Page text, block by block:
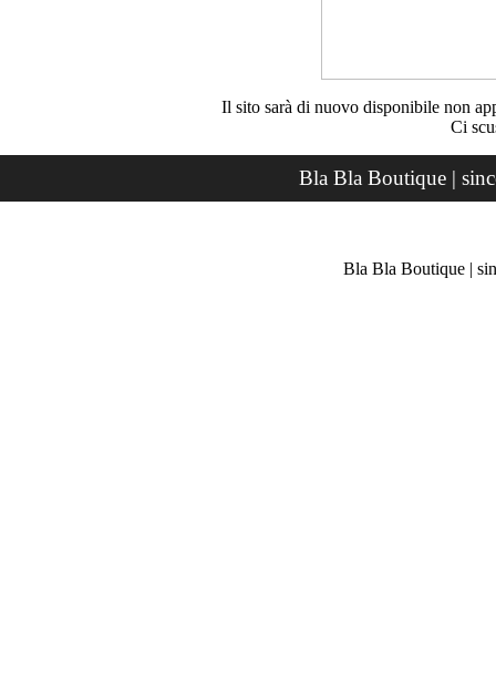
Il sito sarà di nuovo disponibile non
Ci
Bla Bla Boutique |
Bla Bla Boutique |